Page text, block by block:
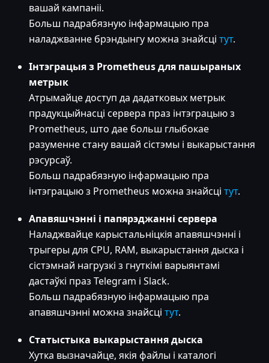
вашай кампаніі.
Больш падрабязную інфармацыю пра
наладжванне брэндынгу можна знайсці тут.
Інтэграцыя з Prometheus для пашыраных
метрык
Атрымайце доступ да дадатковых метрык
прадукцыйнасці сервера праз інтэграцыю з
Prometheus, што дае больш глыбокае
разуменне стану вашай сістэмы і выкарыстання
рэсурсаў.
Больш падрабязную інфармацыю пра
інтэграцыю з Prometheus можна знайсці тут.
Апавяшчэнні і папярэджанні сервера
Наладжвайце карыстальніцкія апавяшчэнні і
трыгеры для CPU, RAM, выкарыстання дыска і
сістэмнай нагрузкі з гнуткімі варыянтамі
дастаўкі праз Telegram і Slack.
Больш падрабязную інфармацыю пра
апавяшчэнні можна знайсці тут.
Статыстыка выкарыстання дыска
Хутка вызначайце, якія файлы і каталогі